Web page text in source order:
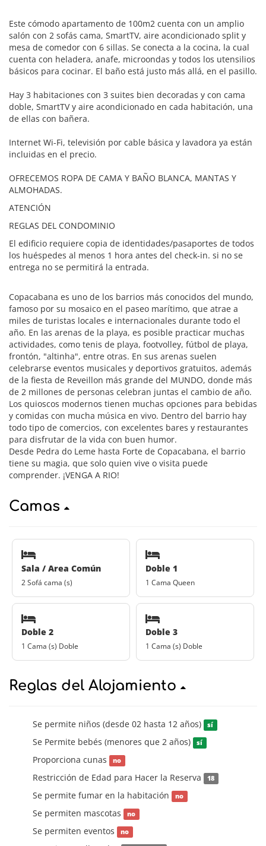
Este cómodo apartamento de 100m2 cuenta con un amplio
salón con 2 sofás cama, SmartTV, aire acondicionado split y
mesa de comedor con 6 sillas. Se conecta a la cocina, la cual
cuenta con heladera, anafe, microondas y todos los utensilios
básicos para cocinar. El baño está justo más allá, en el pasillo.
Hay 3 habitaciones con 3 suites bien decoradas y con cama
doble, SmartTV y aire acondicionado en cada habitación, una
de ellas con bañera.
Internet Wi-Fi, televisión por cable básica y lavadora ya están
incluidas en el precio.
OFRECEMOS ROPA DE CAMA Y BAÑO BLANCA, MANTAS Y
ALMOHADAS.
ATENCIÓN
REGLAS DEL CONDOMINIO
El edificio requiere copia de identidades/pasaportes de todos
los huéspedes al menos 1 hora antes del check-in. si no se
entrega no se permitirá la entrada.
Copacabana es uno de los barrios más conocidos del mundo,
famoso por su mosaico en el paseo marítimo, que atrae a
miles de turistas locales e internacionales durante todo el
año. En las arenas de la playa, es posible practicar muchas
actividades, como tenis de playa, footvolley, fútbol de playa,
frontón, "altinha", entre otras. En sus arenas suelen
celebrarse eventos musicales y deportivos gratuitos, además
de la fiesta de Reveillon más grande del MUNDO, donde más
de 2 millones de personas celebran juntas el cambio de año.
Los quioscos modernos tienen muchas opciones para bebidas
y comidas con mucha música en vivo. Dentro del barrio hay
todo tipo de comercios, con excelentes bares y restaurantes
para disfrutar de la vida con buen humor.
Desde Pedra do Leme hasta Forte de Copacabana, el barrio
tiene su magia, que solo quien vive o visita puede
comprender. ¡VENGA A RIO!
Camas
Sala / Area Común
2 Sofá cama (s)
Doble 1
1 Cama Queen
Doble 2
1 Cama (s) Doble
Doble 3
1 Cama (s) Doble
Reglas del Alojamiento
Se permite niños (desde 02 hasta 12 años) sí
Se Permite bebés (menores que 2 años) sí
Proporciona cunas no
Restricción de Edad para Hacer la Reserva 18
Se permite fumar en la habitación no
Se permiten mascotas no
Se permiten eventos no